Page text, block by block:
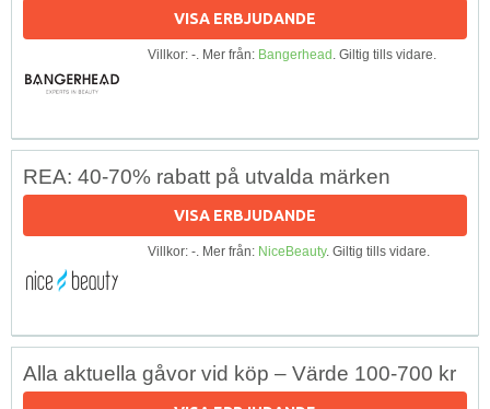
VISA ERBJUDANDE
Villkor: -. Mer från: Bangerhead. Giltig tills vidare.
REA: 40-70% rabatt på utvalda märken
VISA ERBJUDANDE
Villkor: -. Mer från: NiceBeauty. Giltig tills vidare.
Alla aktuella gåvor vid köp – Värde 100-700 kr